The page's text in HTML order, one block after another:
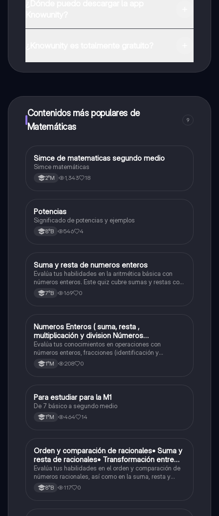
a determinadas funciones.
Contenidos más populares de
Matemáticas
9
Matemáticas
Simce de matematicas segundo medio
Simce matemáticas
2°M 1,343 18
Matemáticas
Potencias
Significado de potencias y ejemplos
8°B 546 4
SMatemáticas
Suma y resta de numeros enteros
Evalúa tus habilidades en la aritmética básica con
números enteros. Este quiz cubre sumas y restas con
números positivos y negativos.
7°B 169 0
Matemáticas
Numeros Enteros ( suma, resta ,
multiplicación y division Números
Fraccionarios si es Propia o Impropia o mixto
( suma , resta , multiplicación y división)
Porcentaje ( fracción, porcentual y decimal).
Evalúa tus conocimientos en operaciones con
números enteros, fracciones (identificación y
operaciones) y conversiones de porcentajes (fracción,
decimal y viceversa).
1°M 208 0
Matemáticas
Para estudiar para la M1
De 7 básico a segundo medio
1°M 464 14
OMatemáticas
Orden y comparación de racionales• Suma y
resta de racionales• Transformación entre
decimales y fracciones
Evalúa tus habilidades en el orden y comparación de
números racionales, así como en la suma, resta y
conversión entre decimales y fracciones.
8°B 117 0